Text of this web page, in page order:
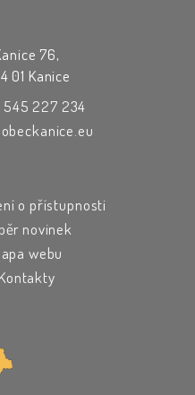
76,
01 Kanice
545 227 234
o přístupnosti
novinek
webu
Kontakty